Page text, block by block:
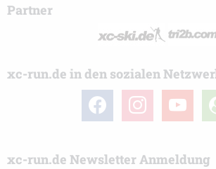
Partner
xc-run.de in den sozialen
facebook instagramyoutube
xc-run.de Newsletter Anmeldung